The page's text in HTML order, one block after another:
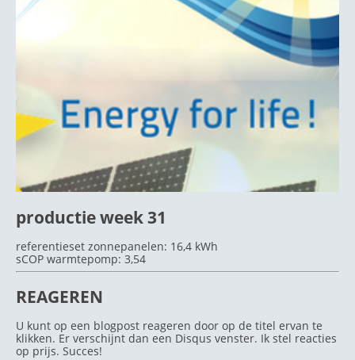
productie week 31
referentieset zonnepanelen: 16,4 kWh
sCOP warmtepomp: 3,54
REAGEREN
U kunt op een blogpost reageren door op de titel ervan te
klikken. Er verschijnt dan een Disqus venster. Ik stel reacties
op prijs. Succes!